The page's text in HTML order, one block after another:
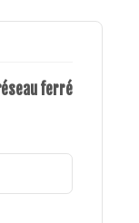
ferré